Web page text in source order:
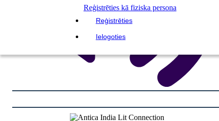
Reģistrēties kā fiziska persona
Reģistrēties
Ielogoties